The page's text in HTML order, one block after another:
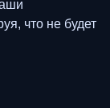
что не будет